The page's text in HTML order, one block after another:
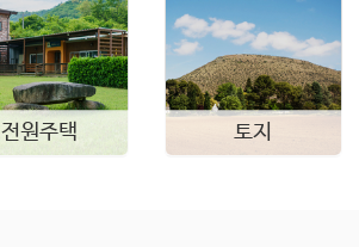
전원주택 토지